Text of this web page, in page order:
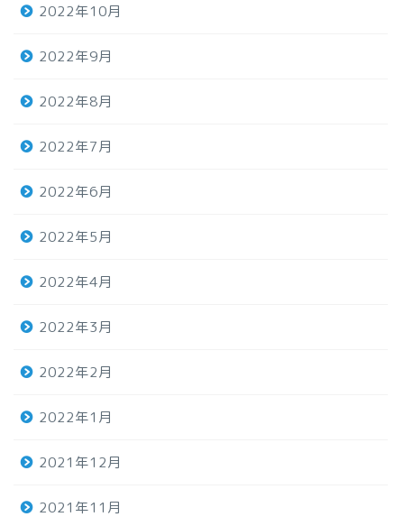
2022年10月
2022年9月
2022年8月
2022年7月
2022年6月
2022年5月
2022年4月
2022年3月
2022年2月
2022年1月
2021年12月
2021年11月